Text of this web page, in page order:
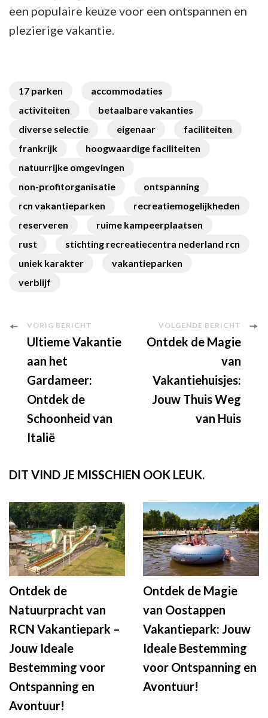
een populaire keuze voor een ontspannen en
plezierige vakantie.
17 parken
accommodaties
activiteiten
betaalbare vakanties
diverse selectie
eigenaar
faciliteiten
frankrijk
hoogwaardige faciliteiten
natuurrijke omgevingen
non-profitorganisatie
ontspanning
rcn vakantieparken
recreatiemogelijkheden
reserveren
ruime kampeerplaatsen
rust
stichting recreatiecentra nederland rcn
uniek karakter
vakantieparken
verblijf
Berichtnavigatie
VORIG BERICHT
Ultieme Vakantie
aan het
Gardameer:
Ontdek de
Schoonheid van
Italië
VOLGENDE BERICHT
Ontdek de Magie
van
Vakantiehuisjes:
Jouw Thuis Weg
van Huis
DIT VIND JE MISSCHIEN OOK LEUK.
Ontdek de
Natuurpracht van
RCN Vakantiepark –
Jouw Ideale
Bestemming voor
Ontspanning en
Avontuur!
Ontdek de Magie
van Oostappen
Vakantiepark: Jouw
Ideale Bestemming
voor Ontspanning en
Avontuur!